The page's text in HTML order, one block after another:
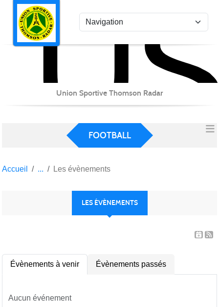
Union Sportive Thomson Radar
FOOTBALL
Accueil Les évènements
LES ÉVÈNEMENTS
Évènements à venir Évènements passés
Aucun événement
Panneau de gestion des cookies